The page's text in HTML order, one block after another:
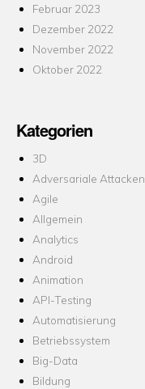
Februar 2023
Dezember 2022
November 2022
Oktober 2022
Kategorien
3D
Adversariale Attacken
Agile
Allgemein
Analytics
Android
Animation
API-Testing
Automatisierung
Betriebssystem
Big-Data
Bildung